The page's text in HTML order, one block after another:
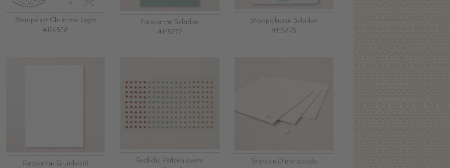
Stempelset Christmas Light
#159538
Farbkarton Seladon
#155777
Stempelkissen Seladon
#155778
Farbkarton Grundweiß
Festliche Perlenakzente
Stampin'Dimensionals